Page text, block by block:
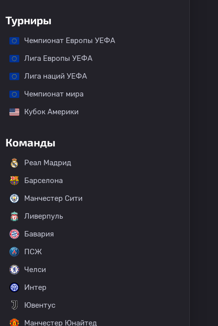
Турниры
Чемпионат Европы УЕФА
Лига Европы УЕФА
Лига наций УЕФА
Чемпионат мира
Кубок Америки
Команды
Реал Мадрид
Барселона
Манчестер Сити
Ливерпуль
Бавария
ПСЖ
Челси
Интер
Ювентус
Манчестер Юнайтед